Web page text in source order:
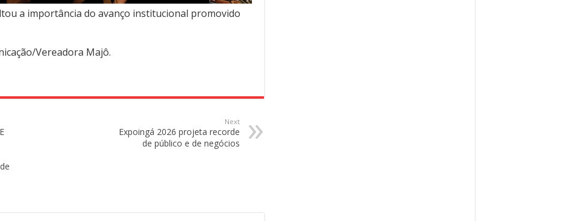
a importância do avanço institucional promovido
Vereadora Majô.
Next
Expoingá 2026 projeta recorde
de público e de negócios